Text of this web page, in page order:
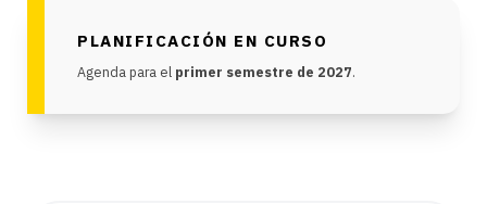
PLANIFICACIÓN EN CURSO
Agenda para el primer semestre de 2027.